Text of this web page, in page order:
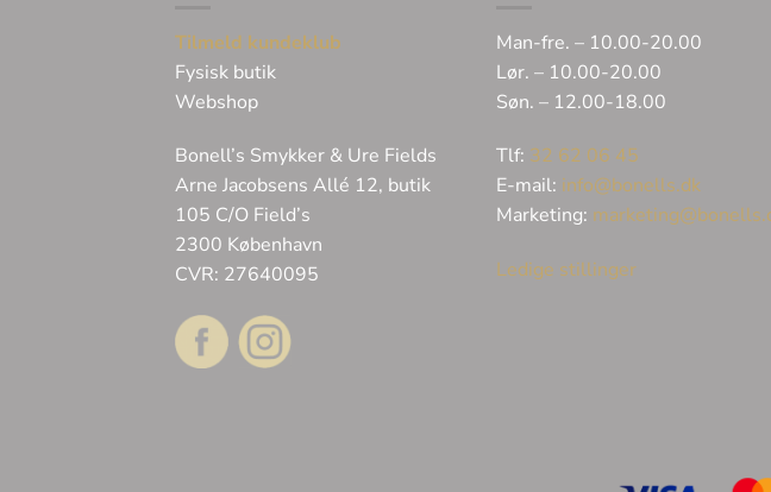
Tilmeld kundeklub
Fysisk butik
Webshop
Bonell’s Smykker & Ure Fields
Arne Jacobsens Allé 12, butik
105 C/O Field’s
2300 København
CVR: 27640095
Man-fre. – 10.00-20.00
Lør. – 10.00-20.00
Søn. – 12.00-18.00
Tlf: 32 62 06 45
E-mail: info@bonells.dk
Marketing:
Ledige stillinger